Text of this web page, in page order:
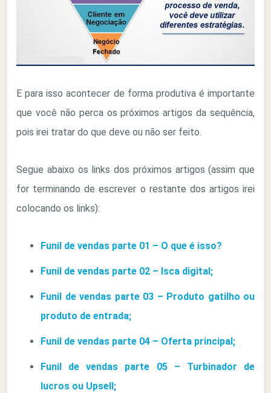
E para isso acontecer de forma produtiva é importante
que você não perca os próximos artigos da sequência,
pois irei tratar do que deve ou não ser feito.
Segue abaixo os links dos próximos artigos (assim que
for terminando de escrever o restante dos artigos irei
colocando os links):
Funil de vendas parte 01 – O que é isso?
Funil de vendas parte 02 – Isca digital;
Funil de vendas parte 03 – Produto gatilho ou
produto de entrada;
Funil de vendas parte 04 – Oferta principal;
Funil de vendas parte 05 – Turbinador de
lucros ou Upsell;